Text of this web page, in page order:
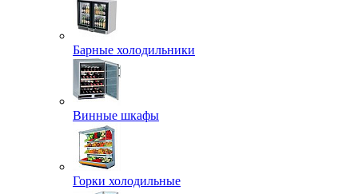
Барные холодильники
Винные шкафы
Горки холодильные